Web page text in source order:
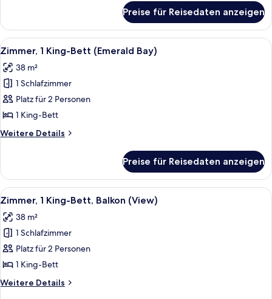
1 King-
Bett,
Balkon
Preise für Reisedaten anzeigen
Alle
Fotos
für
Zimmer,
1 King-
Bett
(Emerald
Bay)
Ein Hotelzimmer mit einem großen
5
Zimmer, 1 King-Bett (Emerald Bay)
38 m²
1 Schlafzimmer
Platz für 2 Personen
1 King-Bett
Weitere Details
Weitere
1 King-
Bett
(Emerald
Preise für Reisedaten anzeigen
Alle
Fotos
für
Zimmer,
1 King-
Bett,
Balkon
(View)
Ein Hotelzimmer mit einem großen
4
Zimmer, 1 King-Bett, Balkon (View)
38 m²
1 Schlafzimmer
Platz für 2 Personen
1 King-Bett
Weitere Details
Weitere